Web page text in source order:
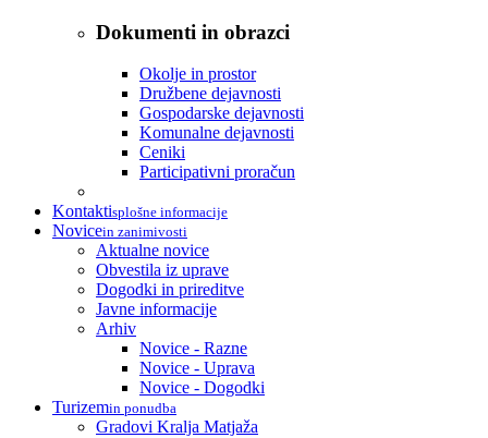
Dokumenti in obrazci
Okolje in prostor
Družbene dejavnosti
Gospodarske dejavnosti
Komunalne dejavnosti
Ceniki
Participativni proračun
Kontaktisplošne informacije
Novicein zanimivosti
Aktualne novice
Obvestila iz uprave
Dogodki in prireditve
Javne informacije
Arhiv
Novice - Razne
Novice - Uprava
Novice - Dogodki
Turizemin ponudba
Gradovi Kralja Matjaža